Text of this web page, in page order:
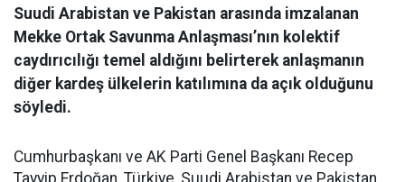
Suudi Arabistan ve Pakistan arasında imzalanan
Mekke Ortak Savunma Anlaşması’nın kolektif
caydırıcılığı temel aldığını belirterek anlaşmanın
diğer kardeş ülkelerin katılımına da açık olduğunu
söyledi.
Cumhurbaşkanı ve AK Parti Genel Başkanı Recep
Tayyip Erdoğan, Türkiye, Suudi Arabistan ve Pakistan